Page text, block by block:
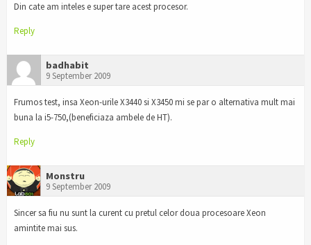
Din cate am inteles e super tare acest procesor.
Reply
badhabit
9 September 2009
Frumos test, insa Xeon-urile X3440 si X3450 mi se par o alternativa mult mai
buna la i5-750,(beneficiaza ambele de HT).
Reply
Monstru
9 September 2009
Sincer sa fiu nu sunt la curent cu pretul celor doua procesoare Xeon
amintite mai sus.